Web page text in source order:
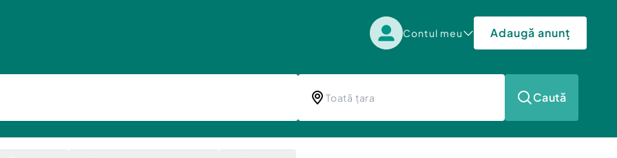
Contul meu Adaugă anunț
Caută